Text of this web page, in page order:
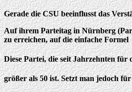
Gerade die CSU beeinflusst das
Auf ihrem Parteitag in Nürnberg
zu erreichen, auf die einfache Formel
Diese Partei, die seit Jahrzehnten
größer als 50 ist. Setzt man jedoch für